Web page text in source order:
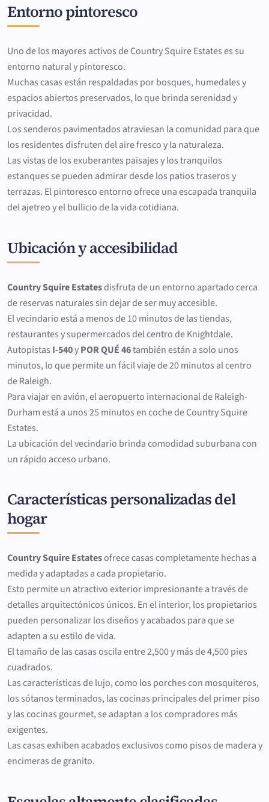
Entorno pintoresco
Uno de los mayores activos de Country Squire Estates es su
entorno natural y pintoresco.
Muchas casas están respaldadas por bosques, humedales y
espacios abiertos preservados, lo que brinda serenidad y
privacidad.
Los senderos pavimentados atraviesan la comunidad para que
los residentes disfruten del aire fresco y la naturaleza.
Las vistas de los exuberantes paisajes y los tranquilos
estanques se pueden admirar desde los patios traseros y
terrazas. El pintoresco entorno ofrece una escapada tranquila
del ajetreo y el bullicio de la vida cotidiana.
Ubicación y accesibilidad
Country Squire Estatesdisfruta de un entorno apartado cerca
de reservas naturales sin dejar de ser muy accesible.
El vecindario está a menos de 10 minutos de las tiendas,
restaurantes y supermercados del centro de Knightdale.
Autopistas I-540yPOR QUÉ 46también están a solo unos
minutos, lo que permite un fácil viaje de 20 minutos al centro
de Raleigh.
Para viajar en avión, el aeropuerto internacional de Raleigh-
Durham está a unos 25 minutos en coche de Country Squire
Estates.
La ubicación del vecindario brinda comodidad suburbana con
un rápido acceso urbano.
Características personalizadas del
hogar
Country Squire Estatesofrece casas completamente hechas a
medida y adaptadas a cada propietario.
Esto permite un atractivo exterior impresionante a través de
detalles arquitectónicos únicos. En el interior, los propietarios
pueden personalizar los diseños y acabados para que se
adapten a su estilo de vida.
El tamaño de las casas oscila entre 2,500 y más de 4,500 pies
cuadrados.
Las características de lujo, como los porches con mosquiteros,
los sótanos terminados, las cocinas principales del primer piso
y las cocinas gourmet, se adaptan a los compradores más
exigentes.
Las casas exhiben acabados exclusivos como pisos de madera y
encimeras de granito.